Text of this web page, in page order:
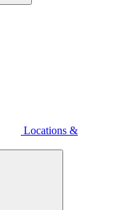
Locations &